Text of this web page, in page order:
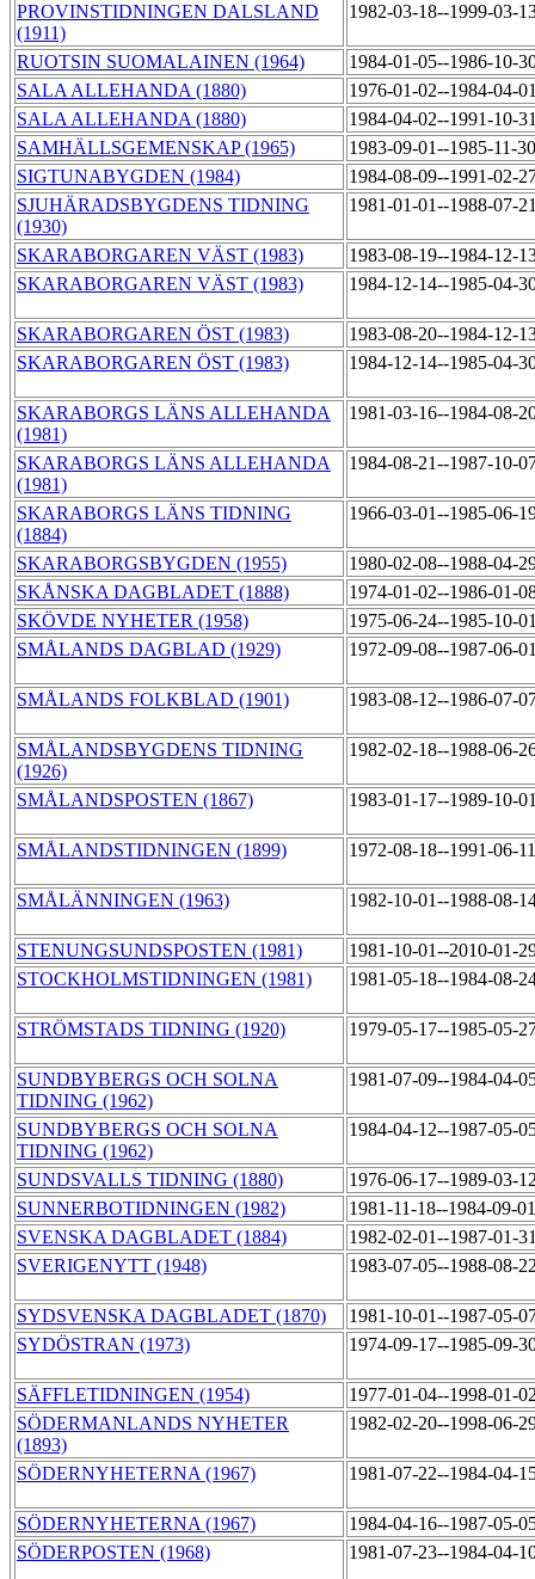
PROVINSTIDNINGEN DALSLAND
(1911)
1982-03-18--1999-03-
RUOTSIN SUOMALAINEN (1964)
1984-01-05--1986-10-
SALA ALLEHANDA (1880)
1976-01-02--1984-04-
SALA ALLEHANDA (1880)
1984-04-02--1991-10-
SAMHÄLLSGEMENSKAP (1965)
1983-09-01--1985-11-
SIGTUNABYGDEN (1984)
1984-08-09--1991-02-
SJUHÄRADSBYGDENS TIDNING
(1930)
1981-01-01--1988-07-
SKARABORGAREN VÄST (1983)
1983-08-19--1984-12-
SKARABORGAREN VÄST (1983)
1984-12-14--1985-04-
SKARABORGAREN ÖST (1983)
1983-08-20--1984-12-
SKARABORGAREN ÖST (1983)
1984-12-14--1985-04-
SKARABORGS LÄNS ALLEHANDA
(1981)
1981-03-16--1984-08-
SKARABORGS LÄNS ALLEHANDA
(1981)
1984-08-21--1987-10-
SKARABORGS LÄNS TIDNING
(1884)
1966-03-01--1985-06-
SKARABORGSBYGDEN (1955)
1980-02-08--1988-04-
SKÅNSKA DAGBLADET (1888)
1974-01-02--1986-01-
SKÖVDE NYHETER (1958)
1975-06-24--1985-10-
SMÅLANDS DAGBLAD (1929)
1972-09-08--1987-06-
SMÅLANDS FOLKBLAD (1901) 1983-08-12--1986-07-
SMÅLANDSBYGDENS TIDNING
(1926)
1982-02-18--1988-06-
SMÅLANDSPOSTEN (1867) 1983-01-17--1989-10-
SMÅLANDSTIDNINGEN (1899) 1972-08-18--1991-06-
SMÅLÄNNINGEN (1963) 1982-10-01--1988-08-
STENUNGSUNDSPOSTEN (1981)
1981-10-01--2010-01-
STOCKHOLMSTIDNINGEN (1981)
1981-05-18--1984-08-
STRÖMSTADS TIDNING (1920) 1979-05-17--1985-05-
SUNDBYBERGS OCH SOLNA
TIDNING (1962)
1981-07-09--1984-04-
SUNDBYBERGS OCH SOLNA
TIDNING (1962)
1984-04-12--1987-05-
SUNDSVALLS TIDNING (1880)
1976-06-17--1989-03-
SUNNERBOTIDNINGEN (1982)
1981-11-18--1984-09-
SVENSKA DAGBLADET (1884)
1982-02-01--1987-01-
SVERIGENYTT (1948)
1983-07-05--1988-08-
SYDSVENSKA DAGBLADET (1870)
1981-10-01--1987-05-
SYDÖSTRAN (1973)
1974-09-17--1985-09-
SÄFFLETIDNINGEN (1954)
1977-01-04--1998-01-
SÖDERMANLANDS NYHETER
(1893)
1982-02-20--1998-06-
SÖDERNYHETERNA (1967) 1981-07-22--1984-04-
SÖDERNYHETERNA (1967)
1984-04-16--1987-05-
SÖDERPOSTEN (1968)
1981-07-23--1984-04-